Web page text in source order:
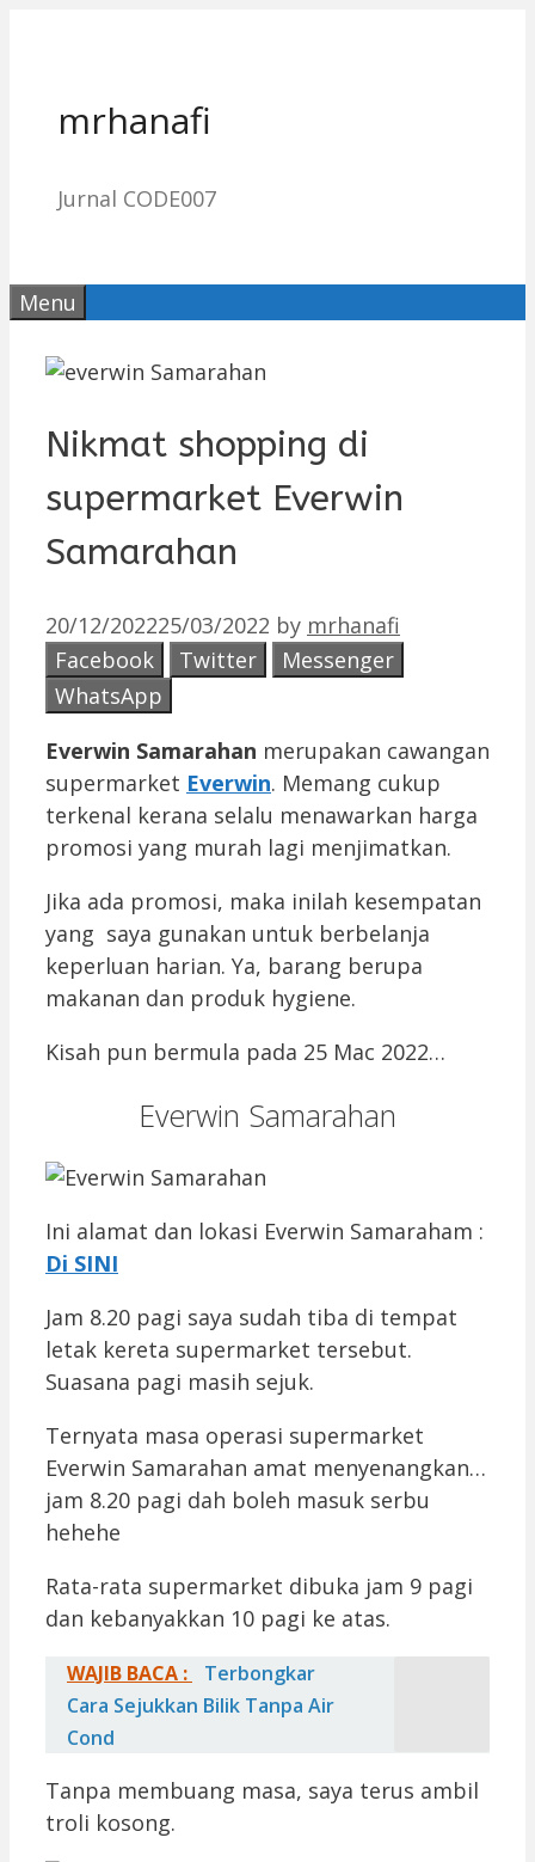
mrhanafi
Jurnal CODE007
Menu
Nikmat shopping di
supermarket Everwin
Samarahan
20/12/202225/03/2022 by mrhanafi
Facebook
Twitter
Messenger
WhatsApp
Everwin Samarahan merupakan cawangan
supermarket Everwin. Memang cukup
terkenal kerana selalu menawarkan harga
promosi yang murah lagi menjimatkan.
Jika ada promosi, maka inilah kesempatan
yang saya gunakan untuk berbelanja
keperluan harian. Ya, barang berupa
makanan dan produk hygiene.
Kisah pun bermula pada 25 Mac 2022…
Everwin Samarahan
Ini alamat dan lokasi Everwin Samaraham :
Di SINI
Jam 8.20 pagi saya sudah tiba di tempat
letak kereta supermarket tersebut.
Suasana pagi masih sejuk.
Ternyata masa operasi supermarket
Everwin Samarahan amat menyenangkan…
jam 8.20 pagi dah boleh masuk serbu
hehehe
Rata-rata supermarket dibuka jam 9 pagi
dan kebanyakkan 10 pagi ke atas.
WAJIB BACA :
Terbongkar
Cara Sejukkan Bilik Tanpa Air
Cond
Tanpa membuang masa, saya terus ambil
troli kosong.